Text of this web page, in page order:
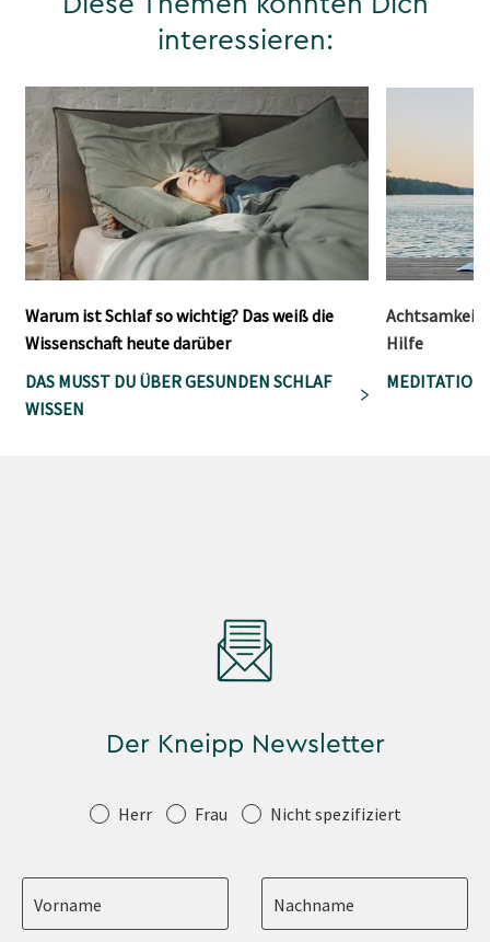
interessieren:
Warum ist Schlaf so wichtig? Das weiß die
Wissenschaft heute darüber
DAS MUSST DU ÜBER GESUNDEN SCHLAF
WISSEN
Hilfe
MEDITATION
Der Kneipp Newsletter
Anrede Herr Frau Nicht spezifiziert
Vorname Nachname